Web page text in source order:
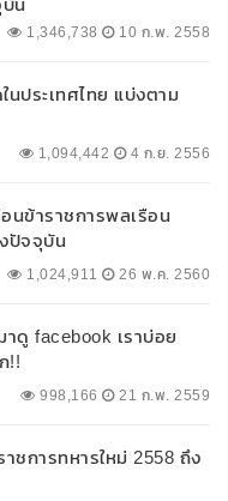
1,346,738 10 ก.พ. 2558
นประเทศไทย แบ่งตาม
1,094,442 4 ก.ย. 2556
นข้าราชการพลเรือน
ปัจจุบัน
1,024,911 26 พ.ค. 2560
าดู facebook เราบ่อย
!!
998,166 21 ก.พ. 2559
ชการทหารใหม่ 2558 ถึง